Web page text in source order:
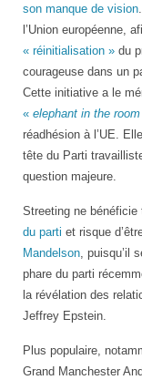
son manque de vision
l’Union européenne,
« réinitialisation » du
courageuse dans un
Cette initiative a le
« elephant in the room
réadhésion à l’UE.
tête du Parti
question majeure.
Streeting ne bénéficie
du parti et risque
Mandelson, puisqu’il
phare du parti
la révélation des
Jeffrey Epstein.
Plus populaire,
Grand Manchester